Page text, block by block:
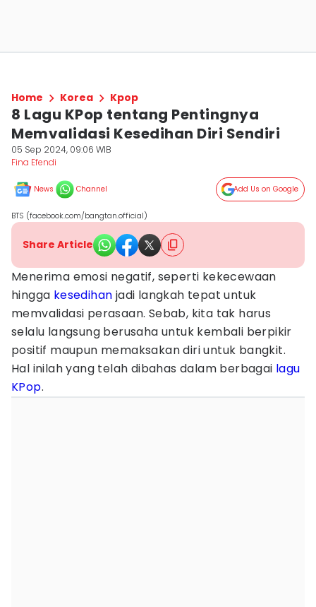
Home Korea Kpop
8 Lagu KPop tentang Pentingnya
Memvalidasi Kesedihan Diri Sendiri
05 Sep 2024, 09:06 WIB
Fina Efendi
News Channel Add Us on Google
BTS (facebook.com/bangtan.official)
Share Article
Menerima emosi negatif, seperti kekecewaan
hingga kesedihan jadi langkah tepat untuk
memvalidasi perasaan. Sebab, kita tak harus
selalu langsung berusaha untuk kembali berpikir
positif maupun memaksakan diri untuk bangkit.
Hal inilah yang telah dibahas dalam berbagai lagu
KPop.